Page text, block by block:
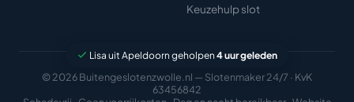
Keuzehulp slot
© 2026 Buitengeslotenzwolle.nl — Slotenmaker 24/7 · KvK
63456842